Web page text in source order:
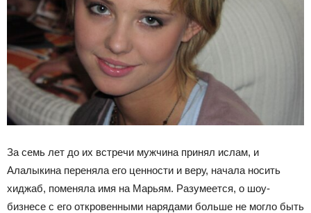
За семь лет до их встречи мужчина принял ислам, и
Алалыкина переняла его ценности и веру, начала носить
хиджаб, поменяла имя на Марьям. Разумеется, о шоу-
бизнесе с его откровенными нарядами больше не могло быть